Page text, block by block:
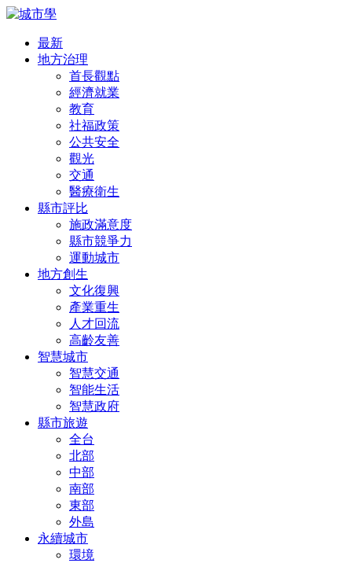
最新
地方治理
首長觀點
經濟就業
教育
社福政策
公共安全
觀光
交通
醫療衛生
縣市評比
施政滿意度
縣市競爭力
運動城市
地方創生
文化復興
產業重生
人才回流
高齡友善
智慧城市
智慧交通
智能生活
智慧政府
縣市旅遊
全台
北部
中部
南部
東部
外島
永續城市
環境